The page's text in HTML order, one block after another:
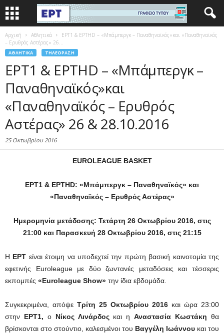
Αρχική Αθλητικά
ΕΡΤ1 & ΕΡΤHD – «Μπάμπεργκ – Παναθηναϊκός»και «Παναθηναϊκός
– Ερυθρός Αστέρας» 26...
ΑΘΛΗΤΙΚΆ ΤΗΛΕΌΡΑΣΗ
ΕΡΤ1 & ΕΡΤHD – «Μπάμπεργκ –
Παναθηναϊκός»και
«Παναθηναϊκός – Ερυθρός
Αστέρας» 26 & 28.10.2016
25 Οκτωβρίου 2016
EUROLEAGUE BASKET
ΕΡΤ1 & ΕΡΤHD: «Μπάμπεργκ – Παναθηναϊκός» και
«Παναθηναϊκός – Ερυθρός Αστέρας»
Ημερομηνία μετάδοσης: Τετάρτη 26 Οκτωβρίου 2016, στις
21:00 και Παρασκευή 28 Οκτωβρίου 2016, στις 21:15
Η ΕΡΤ είναι έτοιμη να υποδεχτεί την πρώτη βασική καινοτομία της
εφετινής Euroleague με δύο ζωντανές μεταδόσεις και τέσσερις
εκπομπές «Euroleague Show» την ίδια εβδομάδα.
Συγκεκριμένα, απόψε Τρίτη 25 Οκτωβρίου 2016 και ώρα 23:00
στην ΕΡΤ1, ο Νίκος Λινάρδοςκαι ηΑναστασία Κωστάκη θα
βρίσκονται στο στούντιο, καλεσμένοι του Βαγγέλη Ιωάννου και του